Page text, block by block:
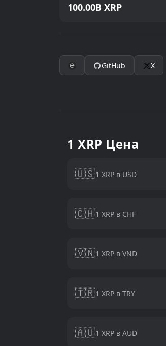
100.00B XRP
GitHub X
1 XRP Цена
🇺🇸1 XRP в USD
🇨🇭1 XRP в CHF
🇻🇳1 XRP в VND
🇹🇷1 XRP в TRY
🇦🇺1 XRP в AUD